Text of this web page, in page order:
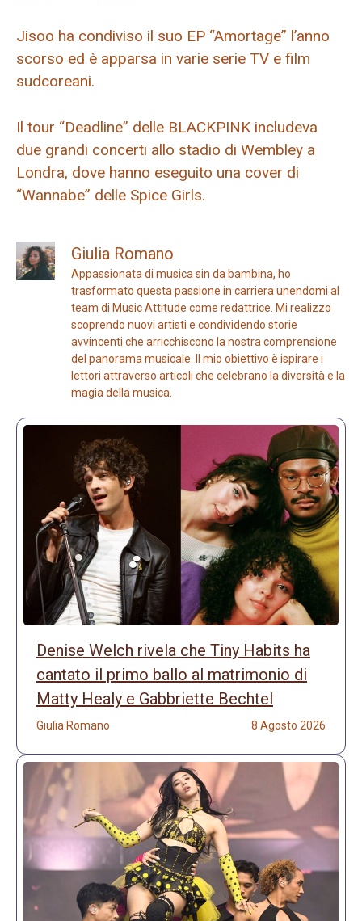
Jisoo ha condiviso il suo EP “Amortage” l’anno
scorso ed è apparsa in varie serie TV e film
sudcoreani.
Il tour “Deadline” delle BLACKPINK includeva
due grandi concerti allo stadio di Wembley a
Londra, dove hanno eseguito una cover di
“Wannabe” delle Spice Girls.
Giulia Romano
Appassionata di musica sin da bambina, ho
trasformato questa passione in carriera unendomi al
team di Music Attitude come redattrice. Mi realizzo
scoprendo nuovi artisti e condividendo storie
avvincenti che arricchiscono la nostra comprensione
del panorama musicale. Il mio obiettivo è ispirare i
lettori attraverso articoli che celebrano la diversità e la
magia della musica.
Denise Welch rivela che Tiny Habits ha
cantato il primo ballo al matrimonio di
Matty Healy e Gabbriette Bechtel
Giulia Romano 8 Agosto 2026